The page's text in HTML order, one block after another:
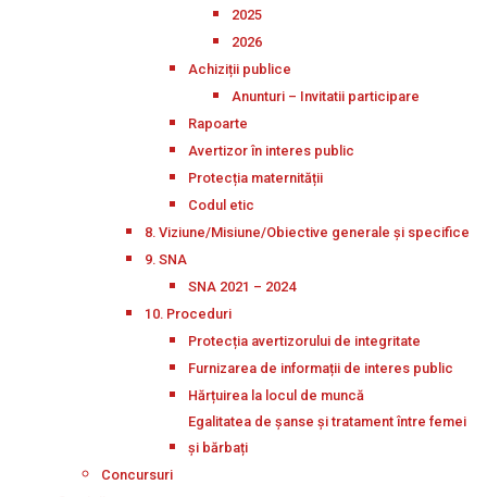
2025
2026
Achiziții publice
Anunturi – Invitatii participare
Rapoarte
Avertizor în interes public
Protecția maternității
Codul etic
8. Viziune/Misiune/Obiective generale și specifice
9. SNA
SNA 2021 – 2024
10. Proceduri
Protecția avertizorului de integritate
Furnizarea de informații de interes public
Hărțuirea la locul de muncă
Egalitatea de șanse și tratament între femei
și bărbați
Concursuri